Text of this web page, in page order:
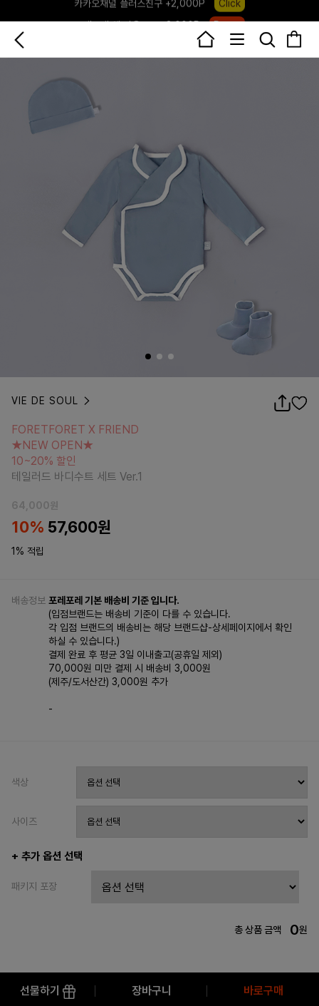
포레포레 앱 다운로드 +3,000P
Down
하우스오브캐러셀, 국내단독 프리오더(~8/10) Click
VIE DE SOUL
★NEW OPEN★
10~20% 할인
테일러드 바디수트 세트 Ver.1
FORETFORET X FRIEND
★NEW OPEN★
10~20% 할인
테일러드 바디수트 세트 Ver.1
64,000원
10% 57,600원
1% 적립
배송정보 포레포레 기본 배송비 기준 입니다.
(입점브랜드는 배송비 기준이 다를 수 있습니다.
각 입점 브랜드의 배송비는 해당 브랜드샵-상세페이지에서 확인
하실 수 있습니다.)
결제 완료 후 평균 3일 이내출고(공휴일 제외)
70,000원 미만 결제 시 배송비 3,000원
(제주/도서산간) 3,000원 추가
-
색상
사이즈
+ 추가 옵션 선택
패키지 포장
총 상품 금액 0원
선물하기 장바구니 바로구매